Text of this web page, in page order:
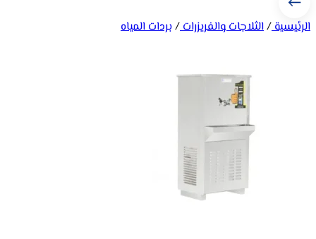
الرئيسية/الثلاجات والفريزرات/بردات المياه